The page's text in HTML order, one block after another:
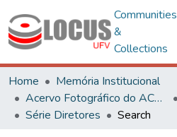
Communities
&
Collections
Home
Memória Institucional
Acervo Fotográfico do ACH-UFV
Série Diretores
Search